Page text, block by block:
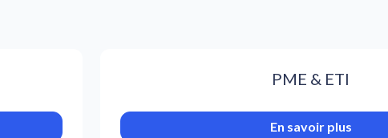
PME & ETI
En savoir plus